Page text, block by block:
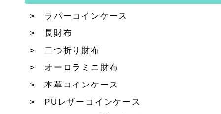
ラバーコインケース
長財布
二つ折り財布
オーロラミニ財布
本革コインケース
PUレザーコインケース